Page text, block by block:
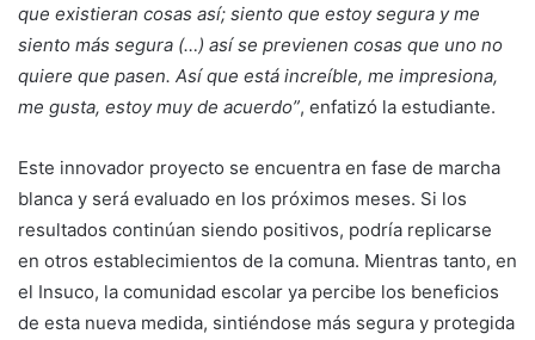
que existieran cosas así; siento que estoy segura y me
siento más segura (…) así se previenen cosas que uno no
quiere que pasen. Así que está increíble, me impresiona,
me gusta, estoy muy de acuerdo”, enfatizó la estudiante.
Este innovador proyecto se encuentra en fase de marcha
blanca y será evaluado en los próximos meses. Si los
resultados continúan siendo positivos, podría replicarse
en otros establecimientos de la comuna. Mientras tanto, en
el Insuco, la comunidad escolar ya percibe los beneficios
de esta nueva medida, sintiéndose más segura y protegida